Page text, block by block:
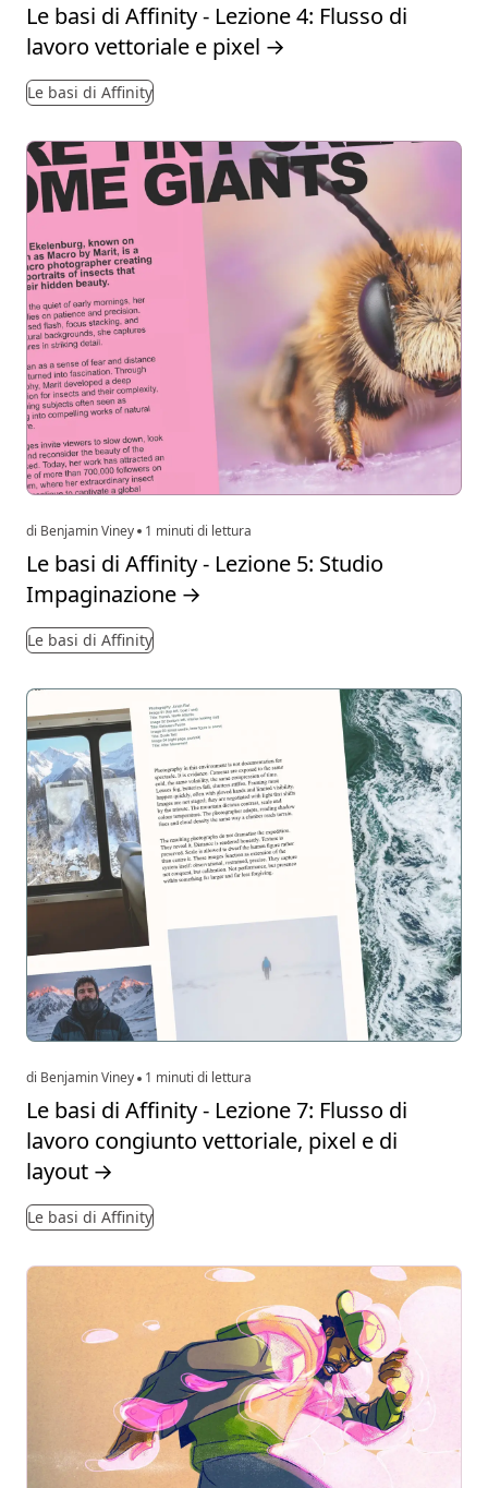
Le basi di Affinity - Lezione 4: Flusso di
lavoro vettoriale e pixel →
Le basi di Affinity
di Benjamin Viney 1 minuti di lettura
Le basi di Affinity - Lezione 5: Studio
Impaginazione →
Le basi di Affinity
di Benjamin Viney 1 minuti di lettura
Le basi di Affinity - Lezione 7: Flusso di
lavoro congiunto vettoriale, pixel e di
layout →
Le basi di Affinity